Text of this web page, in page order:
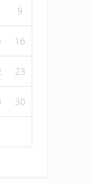
9
16
23
30